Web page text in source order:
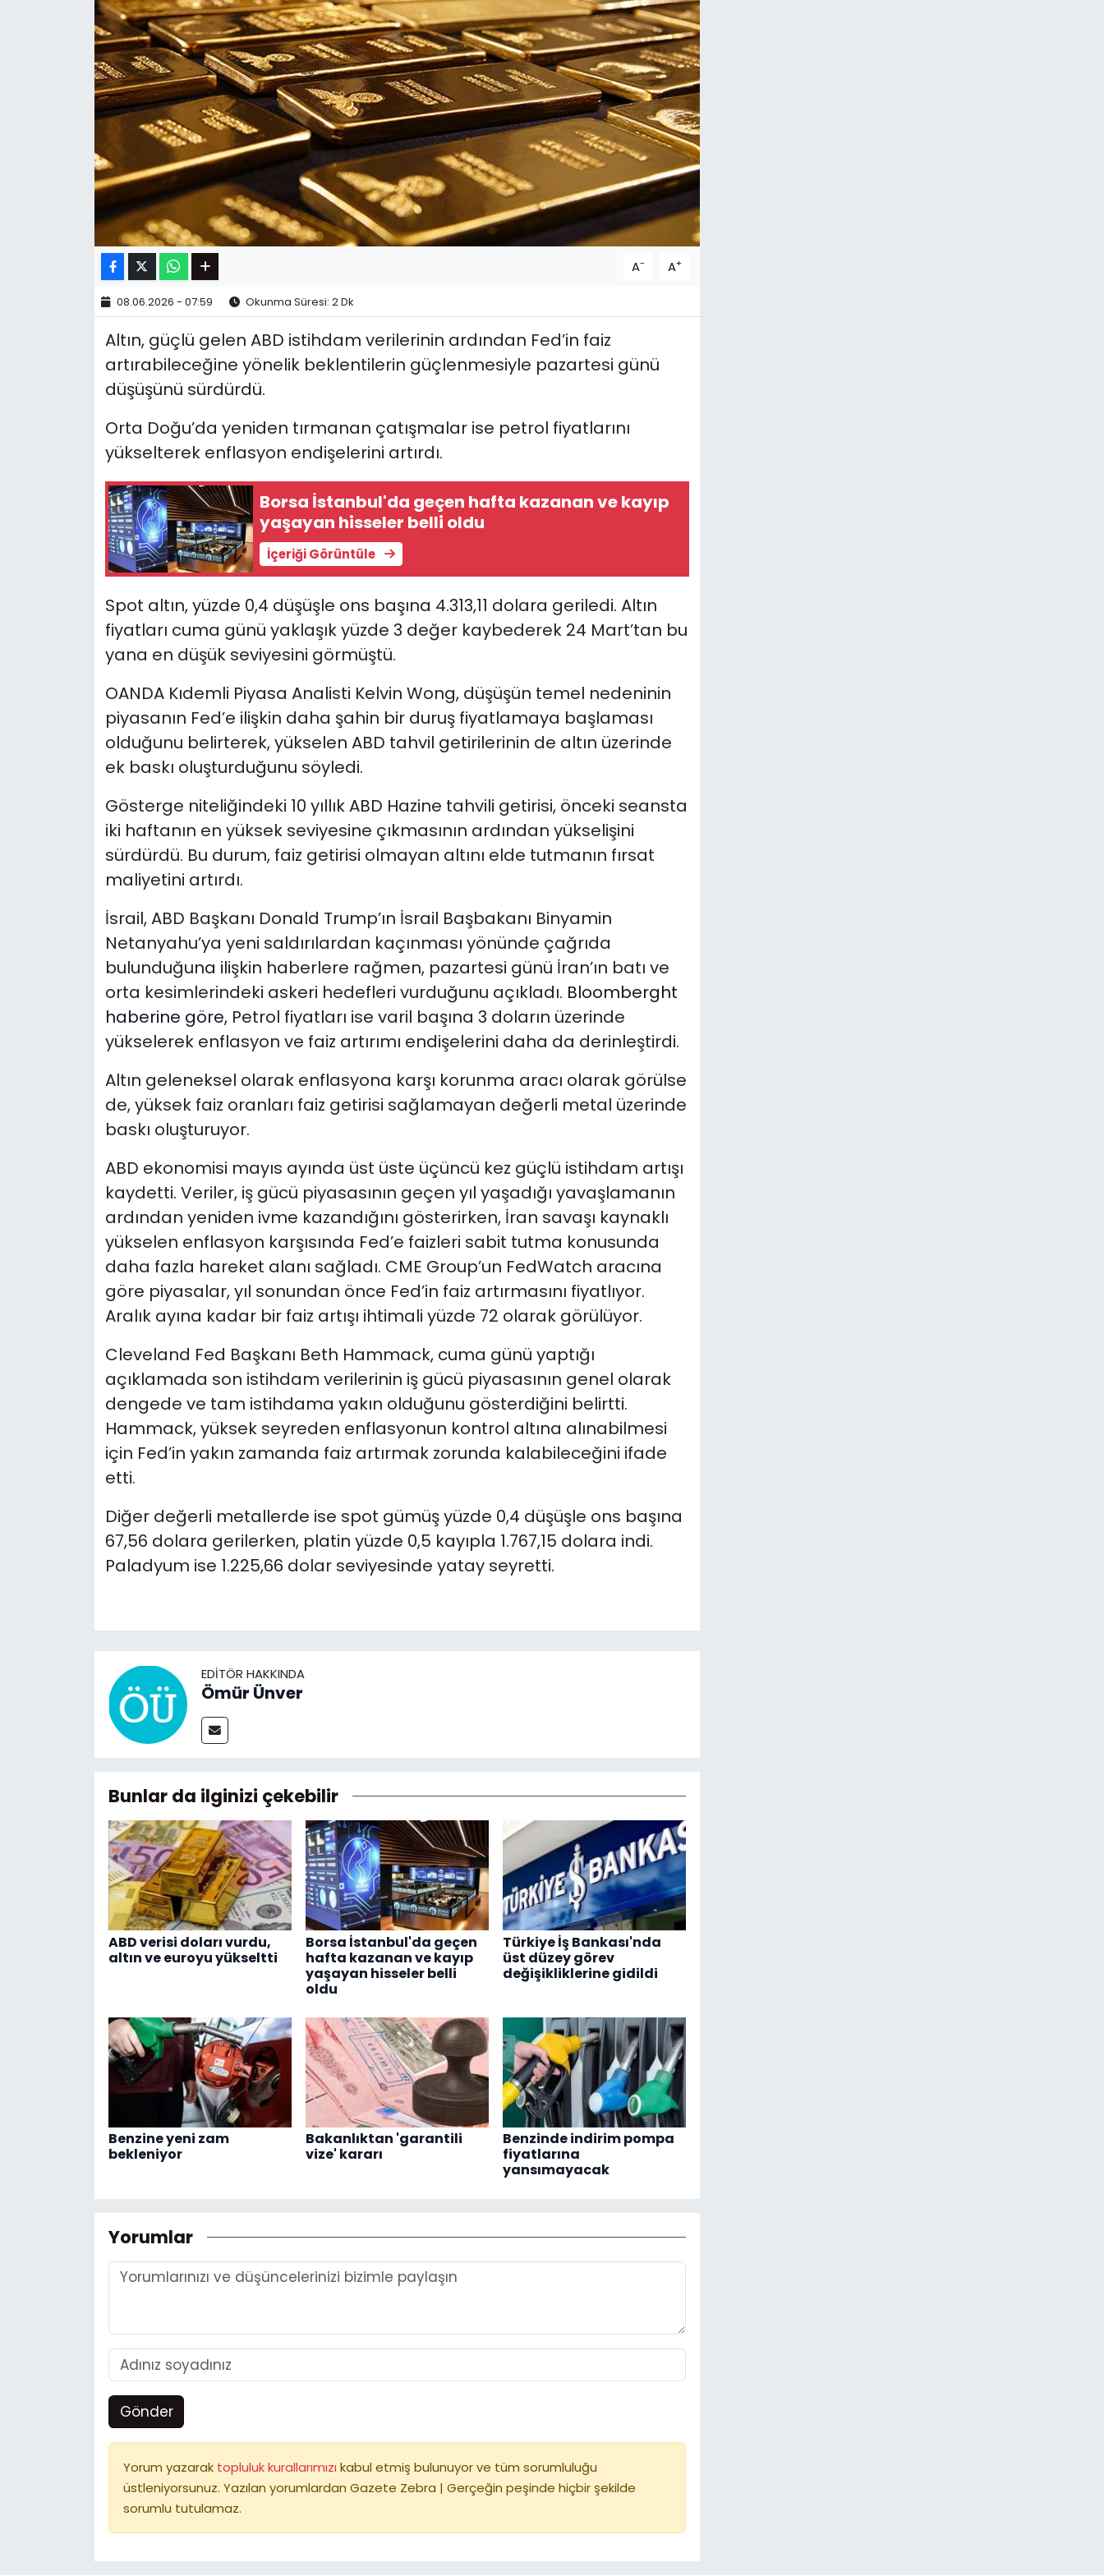
A- A+
08.06.2026 - 07:59 Okunma Süresi: 2 Dk
Altın, güçlü gelen ABD istihdam verilerinin ardından Fed’in faiz
artırabileceğine yönelik beklentilerin güçlenmesiyle pazartesi günü
düşüşünü sürdürdü.
Orta Doğu’da yeniden tırmanan çatışmalar ise petrol fiyatlarını
yükselterek enflasyon endişelerini artırdı.
Borsa İstanbul'da geçen hafta kazanan ve kayıp
yaşayan hisseler belli oldu
İçeriği Görüntüle
Spot altın, yüzde 0,4 düşüşle ons başına 4.313,11 dolara geriledi. Altın
fiyatları cuma günü yaklaşık yüzde 3 değer kaybederek 24 Mart’tan bu
yana en düşük seviyesini görmüştü.
OANDA Kıdemli Piyasa Analisti Kelvin Wong, düşüşün temel nedeninin
piyasanın Fed’e ilişkin daha şahin bir duruş fiyatlamaya başlaması
olduğunu belirterek, yükselen ABD tahvil getirilerinin de altın üzerinde
ek baskı oluşturduğunu söyledi.
Gösterge niteliğindeki 10 yıllık ABD Hazine tahvili getirisi, önceki seansta
iki haftanın en yüksek seviyesine çıkmasının ardından yükselişini
sürdürdü. Bu durum, faiz getirisi olmayan altını elde tutmanın fırsat
maliyetini artırdı.
İsrail, ABD Başkanı Donald Trump’ın İsrail Başbakanı Binyamin
Netanyahu’ya yeni saldırılardan kaçınması yönünde çağrıda
bulunduğuna ilişkin haberlere rağmen, pazartesi günü İran’ın batı ve
orta kesimlerindeki askeri hedefleri vurduğunu açıkladı. Bloomberght
haberine göre, Petrol fiyatları ise varil başına 3 doların üzerinde
yükselerek enflasyon ve faiz artırımı endişelerini daha da derinleştirdi.
Altın geleneksel olarak enflasyona karşı korunma aracı olarak görülse
de, yüksek faiz oranları faiz getirisi sağlamayan değerli metal üzerinde
baskı oluşturuyor.
ABD ekonomisi mayıs ayında üst üste üçüncü kez güçlü istihdam artışı
kaydetti. Veriler, iş gücü piyasasının geçen yıl yaşadığı yavaşlamanın
ardından yeniden ivme kazandığını gösterirken, İran savaşı kaynaklı
yükselen enflasyon karşısında Fed’e faizleri sabit tutma konusunda
daha fazla hareket alanı sağladı. CME Group’un FedWatch aracına
göre piyasalar, yıl sonundan önce Fed’in faiz artırmasını fiyatlıyor.
Aralık ayına kadar bir faiz artışı ihtimali yüzde 72 olarak görülüyor.
Cleveland Fed Başkanı Beth Hammack, cuma günü yaptığı
açıklamada son istihdam verilerinin iş gücü piyasasının genel olarak
dengede ve tam istihdama yakın olduğunu gösterdiğini belirtti.
Hammack, yüksek seyreden enflasyonun kontrol altına alınabilmesi
için Fed’in yakın zamanda faiz artırmak zorunda kalabileceğini ifade
etti.
Diğer değerli metallerde ise spot gümüş yüzde 0,4 düşüşle ons başına
67,56 dolara gerilerken, platin yüzde 0,5 kayıpla 1.767,15 dolara indi.
Paladyum ise 1.225,66 dolar seviyesinde yatay seyretti.
EDITÖR HAKKINDA
Ömür Ünver
Bunlar da ilginizi çekebilir
ABD verisi doları vurdu,
altın ve euroyu yükseltti
Borsa İstanbul'da geçen
hafta kazanan ve kayıp
yaşayan hisseler belli
oldu
Türkiye İş Bankası'nda
üst düzey görev
değişikliklerine gidildi
Benzine yeni zam
bekleniyor
Bakanlıktan 'garantili
vize' kararı
Benzinde indirim pompa
fiyatlarına
yansımayacak
Yorumlar
Gönder
Yorum yazarak topluluk kurallarımızı kabul etmiş bulunuyor ve tüm sorumluluğu
üstleniyorsunuz. Yazılan yorumlardan Gazete Zebra | Gerçeğin peşinde hiçbir şekilde
sorumlu tutulamaz.